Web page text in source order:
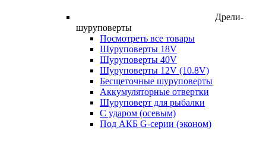
Дрели-
шуруповерты
Посмотреть все товары
Шуруповерты 18V
Шуруповерты 40V
Шуруповерты 12V (10.8V)
Бесщеточные шуруповерты
Аккумуляторные отвертки
Шуруповерт для рыбалки
С ударом (осевым)
Под АКБ G-серии (эконом)